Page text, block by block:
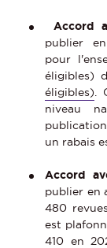
Accord
publier
pour
éligibles)
éligibles) .
niveau
un rabais
Accord
publier en
480
est
410 en